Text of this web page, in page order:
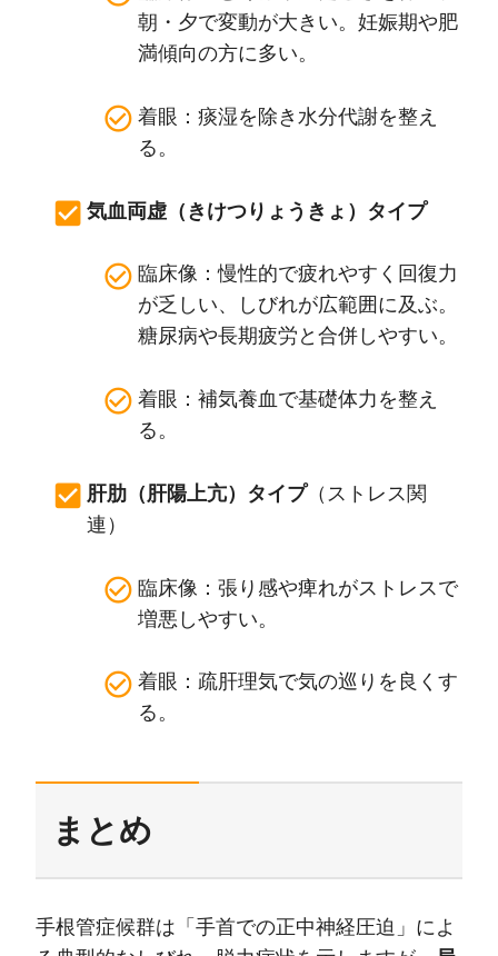
朝・夕で変動が大きい。妊娠期や肥
満傾向の方に多い。
着眼：痰湿を除き水分代謝を整え
る。
気血両虚（きけつりょうきょ）タイプ
臨床像：慢性的で疲れやすく回復力
が乏しい、しびれが広範囲に及ぶ。
糖尿病や長期疲労と合併しやすい。
着眼：補気養血で基礎体力を整え
る。
肝肋（肝陽上亢）タイプ（ストレス関
連）
臨床像：張り感や痺れがストレスで
増悪しやすい。
着眼：疏肝理気で気の巡りを良くす
る。
まとめ
手根管症候群は「手首での正中神経圧迫」によ